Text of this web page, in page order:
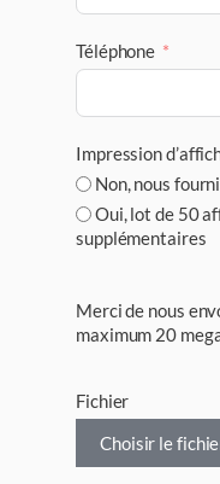
Téléphone
Impression
Non, nous
Oui, lot de 50
supplémentaires
Merci de nous
maximum 20
Fichier
Choisir le